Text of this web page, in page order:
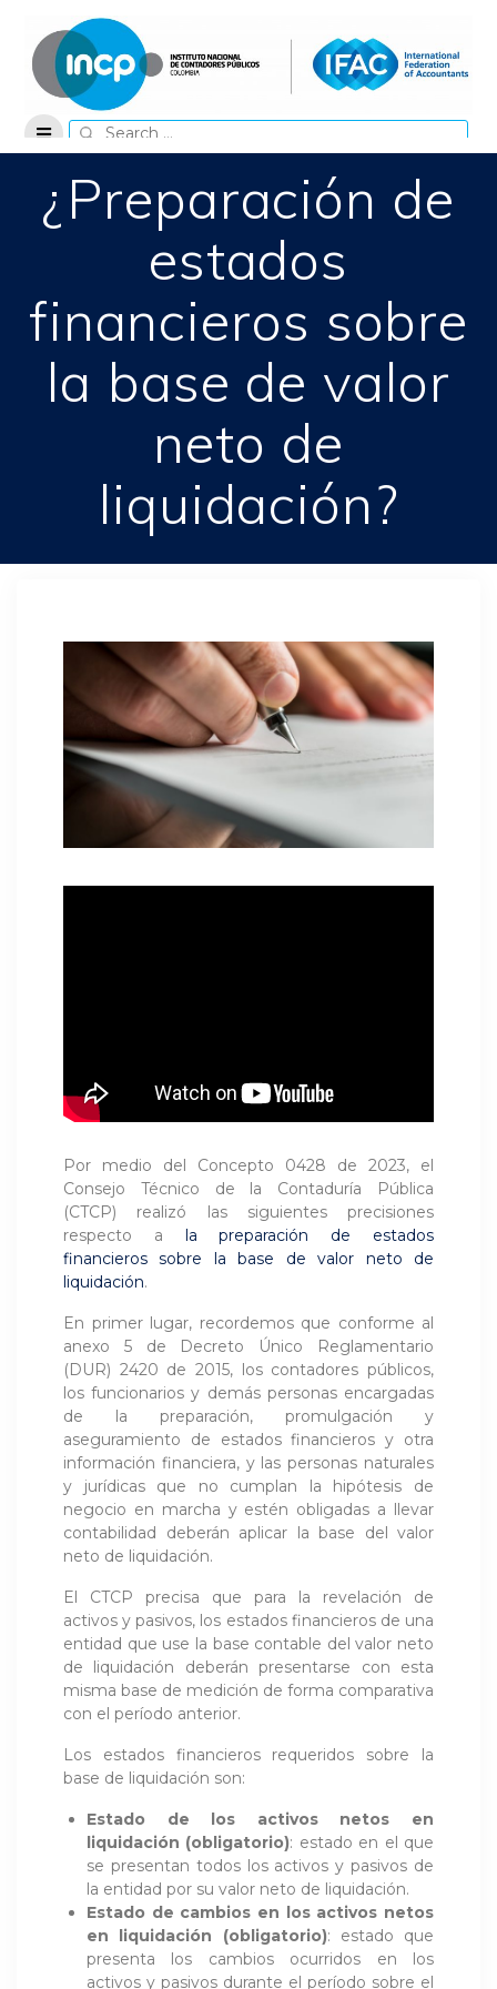
content
Search
for:
¿Preparación de
estados
financieros sobre
la base de valor
neto de
liquidación?
Por medio del Concepto 0428 de 2023, el
Consejo Técnico de la Contaduría Pública
(CTCP) realizó las siguientes precisiones
respecto a
la preparación de estados
financieros sobre la base de valor neto de
liquidación.
En primer lugar, recordemos que conforme al
anexo 5 de Decreto Único Reglamentario
(DUR) 2420 de 2015, los contadores públicos,
los funcionarios y demás personas encargadas
de la preparación, promulgación y
aseguramiento de estados financieros y otra
información financiera, y las personas naturales
y jurídicas que no cumplan la hipótesis de
negocio en marcha y estén obligadas a llevar
contabilidad deberán aplicar la base del valor
neto de liquidación.
El CTCP precisa que para la revelación de
activos y pasivos, los estados financieros de una
entidad que use la base contable del valor neto
de liquidación deberán presentarse con esta
misma base de medición de forma comparativa
con el período anterior.
Los estados financieros requeridos sobre la
base de liquidación son:
Estado de los activos netos en
liquidación (obligatorio): estado en el que
se presentan todos los activos y pasivos de
la entidad por su valor neto de liquidación.
Estado de cambios en los activos netos
en liquidación
(obligatorio): estado que
presenta los cambios ocurridos en los
activos y pasivos durante el período sobre el